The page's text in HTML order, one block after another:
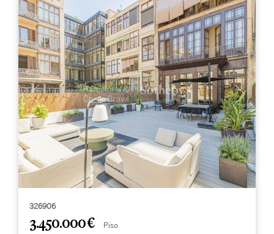
326906
3.450.000 € Piso